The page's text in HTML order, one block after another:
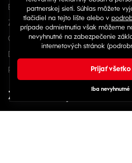
B2B / nákup na firmu
Zásady ochrany osobných údajov
Cookies
Doprava a platba
Podmienky akcií
Zákaznícky servis